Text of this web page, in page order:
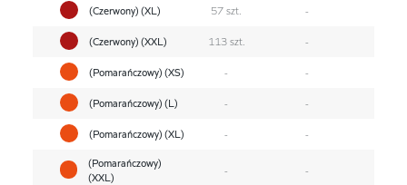
(Czerwony) (XL)
57 szt.
-
(Czerwony) (XXL)
113 szt.
-
(Pomarańczowy) (XS)
-
-
(Pomarańczowy) (L)
-
-
(Pomarańczowy) (XL)
-
-
(Pomarańczowy)
(XXL)
- -